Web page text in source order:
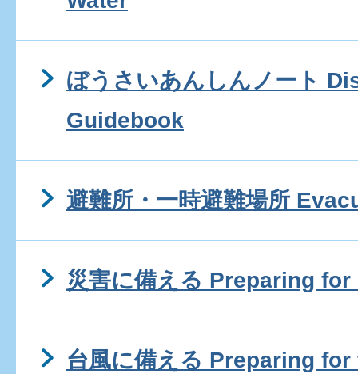
ぼうさいあんしんノート
Guidebook
避難所・一時避難場所
災害に備える Preparing
台風に備える Preparing